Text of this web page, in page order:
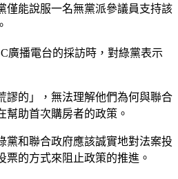
僅能說服一名無黨派參議員支持該
廣播電台的採訪時，對綠黨表示
謬的」，無法理解他們為何與聯合
幫助首次購房者的政策。
黨和聯合政府應該誠實地對法案投
票的方式來阻止政策的推進。